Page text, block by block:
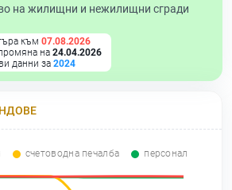
на жилищни и нежилищни сгради
към 07.08.2026
на 24.04.2026
данни за 2024
счетоводна печалба персонал